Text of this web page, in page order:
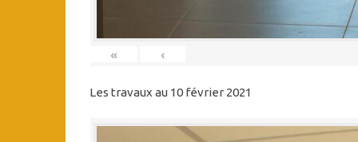
« ‹
Les travaux au 10 février 2021